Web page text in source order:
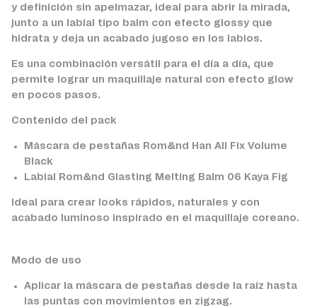
y definición sin apelmazar, ideal para abrir la mirada,
junto a un labial tipo balm con efecto glossy que
hidrata y deja un acabado jugoso en los labios.
Es una combinación versátil para el día a día, que
permite lograr un maquillaje natural con efecto glow
en pocos pasos.
Contenido del pack
Máscara de pestañas Rom&nd Han All Fix Volume
Black
Labial Rom&nd Glasting Melting Balm 06 Kaya Fig
Ideal para crear looks rápidos, naturales y con
acabado luminoso inspirado en el maquillaje coreano.
Modo de uso
Aplicar la máscara de pestañas desde la raíz hasta
las puntas con movimientos en zigzag.